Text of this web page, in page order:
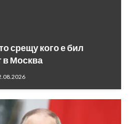
срещу кого е бил
в Москва